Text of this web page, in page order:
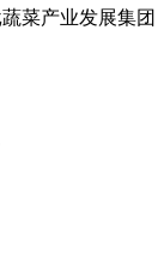
菜产业发展集